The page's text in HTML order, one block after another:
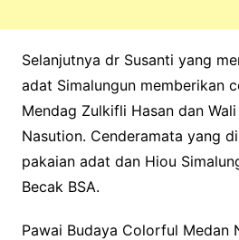
Selanjutnya dr Susanti yang
adat Simalungun memberikan
Mendag Zulkifli Hasan dan
Nasution. Cenderamata yang
pakaian adat dan Hiou
Becak BSA.
Pawai Budaya Colorful Medan